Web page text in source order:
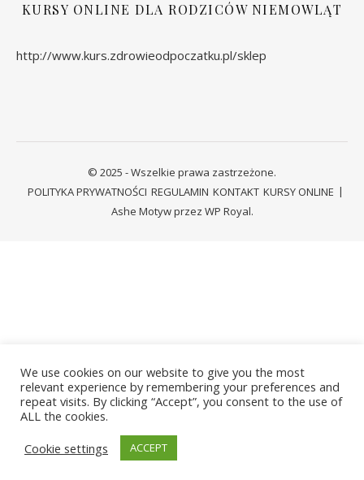
KURSY ONLINE DLA RODZICÓW NIEMOWLĄT
http://www.kurs.zdrowieodpoczatku.pl/sklep
© 2025 - Wszelkie prawa zastrzeżone.
POLITYKA PRYWATNOŚCI REGULAMIN KONTAKT KURSY ONLINE
Ashe Motyw przez WP Royal.
We use cookies on our website to give you the most
relevant experience by remembering your preferences and
repeat visits. By clicking “Accept”, you consent to the use of
ALL the cookies.
Cookie settings
ACCEPT